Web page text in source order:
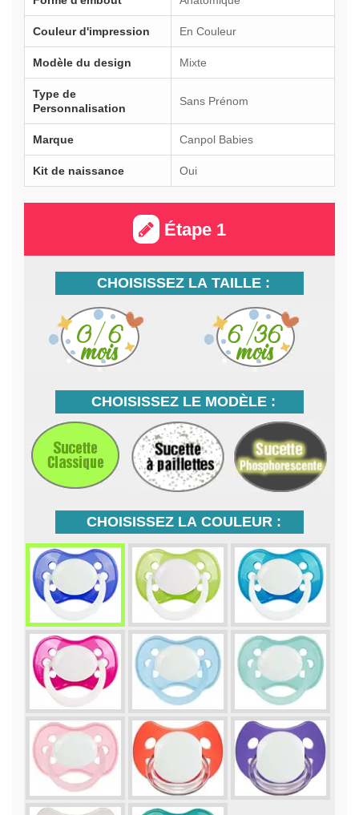
Couleur d'impression En Couleur
Modèle du design Mixte
Type de
Personnalisation
Sans Prénom
Marque Canpol Babies
Kit de naissance Oui
Étape 1
CHOISISSEZ LA TAILLE :
CHOISISSEZ LE MODÈLE :
CHOISISSEZ LA COULEUR :